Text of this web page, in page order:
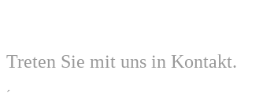
Treten Sie mit uns in Kontakt.
´